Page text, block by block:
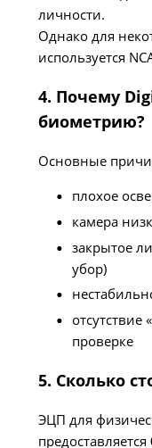
личности.
Однако для
используется
4. Почему
биометрию?
Основные
плохое
камера
закрытое
убор)
проверке
5. Сколько
ЭЦП для
предоставляется